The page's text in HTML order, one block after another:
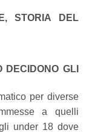
STORIA DEL
DECIDONO GLI
per diverse
a quelli
under 18 dove